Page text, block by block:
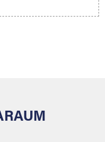
Partner